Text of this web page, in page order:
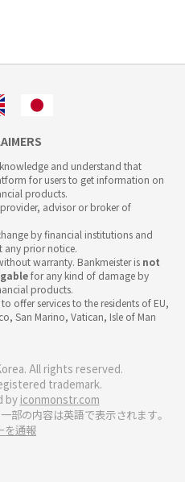
and understand that
for users to get information on
products.
advisor or broker of
by financial institutions and
any prior notice.
warranty. Bankmeister is not
for any kind of damage by
products.
offer services to the residents of EU,
San Marino, Vatican, Isle of Man
All rights reserved.
trademark.
by iconmonstr.com
部の内容は英語で表示されます。
を通報